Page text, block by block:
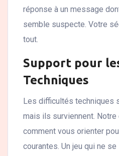
réponse à un message
semble suspecte. Votre
tout.
Support pour
Techniques
Les difficultés techniques
mais ils surviennent.
comment vous orienter
courantes. Un jeu qui ne se